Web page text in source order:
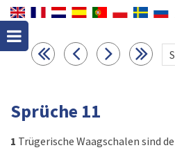
Sprüche 11
1 Trügerische Waagschalen sind